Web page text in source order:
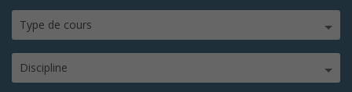
Type de cours
Discipline